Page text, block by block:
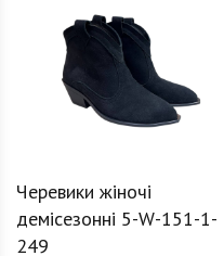
Черевики жіночі
демісезонні 5-W-151-1-
249